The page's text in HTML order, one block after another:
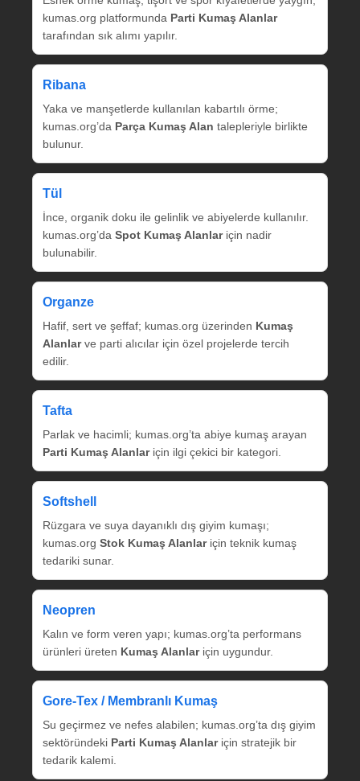
kumas.org platformunda Parti Kumaş Alanlar
tarafından sık alımı yapılır.
Ribana
Yaka ve manşetlerde kullanılan kabartılı örme;
kumas.org’da Parça Kumaş Alan talepleriyle birlikte
bulunur.
Tül
İnce, organik doku ile gelinlik ve abiyelerde kullanılır.
kumas.org’da Spot Kumaş Alanlariçin nadir
bulunabilir.
Organze
Hafif, sert ve şeffaf; kumas.org üzerinden Kumaş
Alanlarve parti alıcılar için özel projelerde tercih
edilir.
Tafta
Parlak ve hacimli; kumas.org’ta abiye kumaş arayan
Parti Kumaş Alanlariçin ilgi çekici bir kategori.
Softshell
Rüzgara ve suya dayanıklı dış giyim kumaşı;
kumas.org Stok Kumaş Alanlariçin teknik kumaş
tedariki sunar.
Neopren
Kalın ve form veren yapı; kumas.org’ta performans
ürünleri üreten Kumaş Alanlariçin uygundur.
Gore‑Tex / Membranlı Kumaş
Su geçirmez ve nefes alabilen; kumas.org’ta dış giyim
sektöründeki Parti Kumaş Alanlariçin stratejik bir
tedarik kalemi.